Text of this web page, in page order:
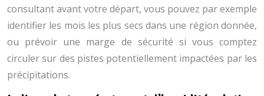
consultant avant votre départ, vous pouvez par exemple
identifier les mois les plus secs dans une région donnée,
ou prévoir une marge de sécurité si vous comptez
circuler sur des pistes potentiellement impactées par les
précipitations.